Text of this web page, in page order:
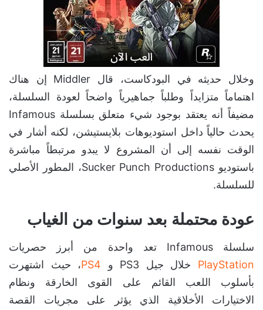
وخلال حديثه في البودكاست، قال Middler إن هناك
اهتماماً متزايداً وطلباً جماهيرياً واضحاً لعودة السلسلة،
مضيفاً أنه يعتقد بوجود شيء متعلق بسلسلة Infamous
يحدث حالياً داخل استوديوهات بلايستيشن، لكنه أشار في
الوقت نفسه إلى أن المشروع لا يبدو مرتبطاً مباشرة
باستوديو Sucker Punch Productions، المطور الأصلي
للسلسلة.
عودة محتملة بعد سنوات من الغياب
سلسلة Infamous تعد واحدة من أبرز حصريات
PlayStation خلال جيل PS3 و PS4، حيث اشتهرت
بأسلوب اللعب القائم على القوى الخارقة ونظام
الاختيارات الأخلاقية الذي يؤثر على مجريات القصة